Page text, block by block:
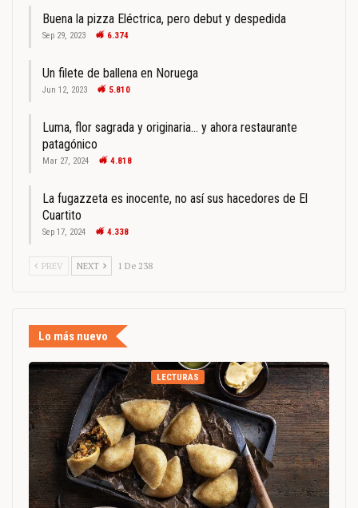
Buena la pizza Eléctrica, pero debut y despedida
Sep 29, 2023 6.374
Un filete de ballena en Noruega
Jun 12, 2023 5.810
Luma, flor sagrada y originaria… y ahora restaurante
patagónico
Mar 27, 2024 4.818
La fugazzeta es inocente, no así sus hacedores de El
Cuartito
Sep 17, 2024 4.338
PREV NEXT 1 De 238
Lo más nuevo
LECTURAS